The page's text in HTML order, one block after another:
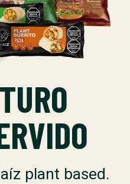
plant based.